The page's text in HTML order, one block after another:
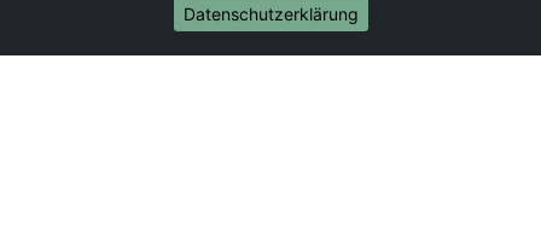
Internationale-Umzüge
Umzug von Magdeburg nach Brasilien
Datenschutzerklärung